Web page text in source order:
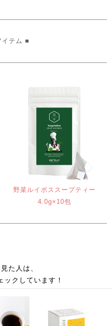
テム ■
野菜ルイボススープティー
4.0g×10包
た人は、
ックしています！